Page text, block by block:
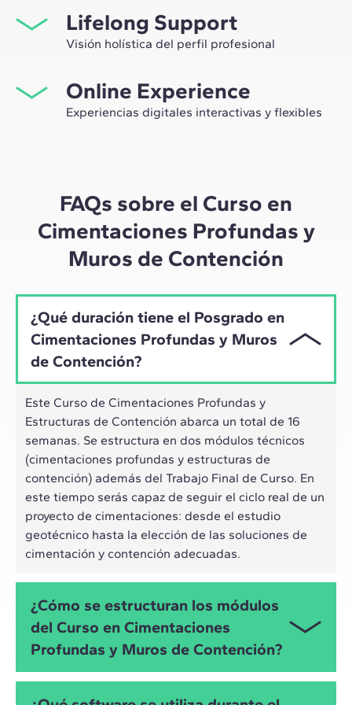
network profesional, sino tener la ocasión única de
participar en grupos de trabajo seleccionados,
construcción.
Lifelong Support
Visión holística del perfil profesional
Máster, te acompañamos para tener una visión crítica y
360º de tu futuro como experto en el sector.
Online Experience
Experiencias digitales interactivas y flexibles
ritmo híbrido de los profesionales actuales.
FAQs sobre el Curso en
Cimentaciones Profundas y
Muros de Contención
¿Qué duración tiene el Posgrado en
Cimentaciones Profundas y Muros
de Contención?
Este Curso de Cimentaciones Profundas y
Estructuras de Contención abarca un total de 16
semanas. Se estructura en dos módulos técnicos
(cimentaciones profundas y estructuras de
contención) además del Trabajo Final de Curso. En
este tiempo serás capaz de seguir el ciclo real de un
proyecto de cimentaciones: desde el estudio
geotécnico hasta la elección de las soluciones de
cimentación y contención adecuadas.
¿Cómo se estructuran los módulos
del Curso en Cimentaciones
Profundas y Muros de Contención?